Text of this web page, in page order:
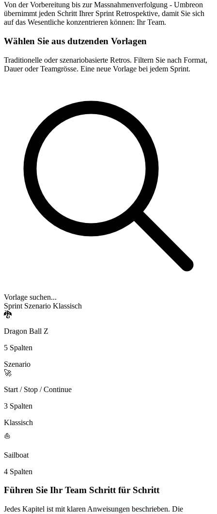
Von der Vorbereitung bis zur Massnahmenverfolgung - Umbreon
übernimmt jeden Schritt Ihrer Sprint Retrospektive, damit Sie sich
auf das Wesentliche konzentrieren können: Ihr Team.
Wählen Sie aus dutzenden Vorlagen
Traditionelle oder szenariobasierte Retros. Filtern Sie nach Format,
Dauer oder Teamgrösse. Eine neue Vorlage bei jedem Sprint.
Vorlage suchen...
Sprint Szenario Klassisch
🐉
Dragon Ball Z
5 Spalten
Szenario
🚀
Start / Stop / Continue
3 Spalten
Klassisch
⛵
Sailboat
4 Spalten
Führen Sie Ihr Team Schritt für Schritt
Jedes Kapitel ist mit klaren Anweisungen beschrieben. Die